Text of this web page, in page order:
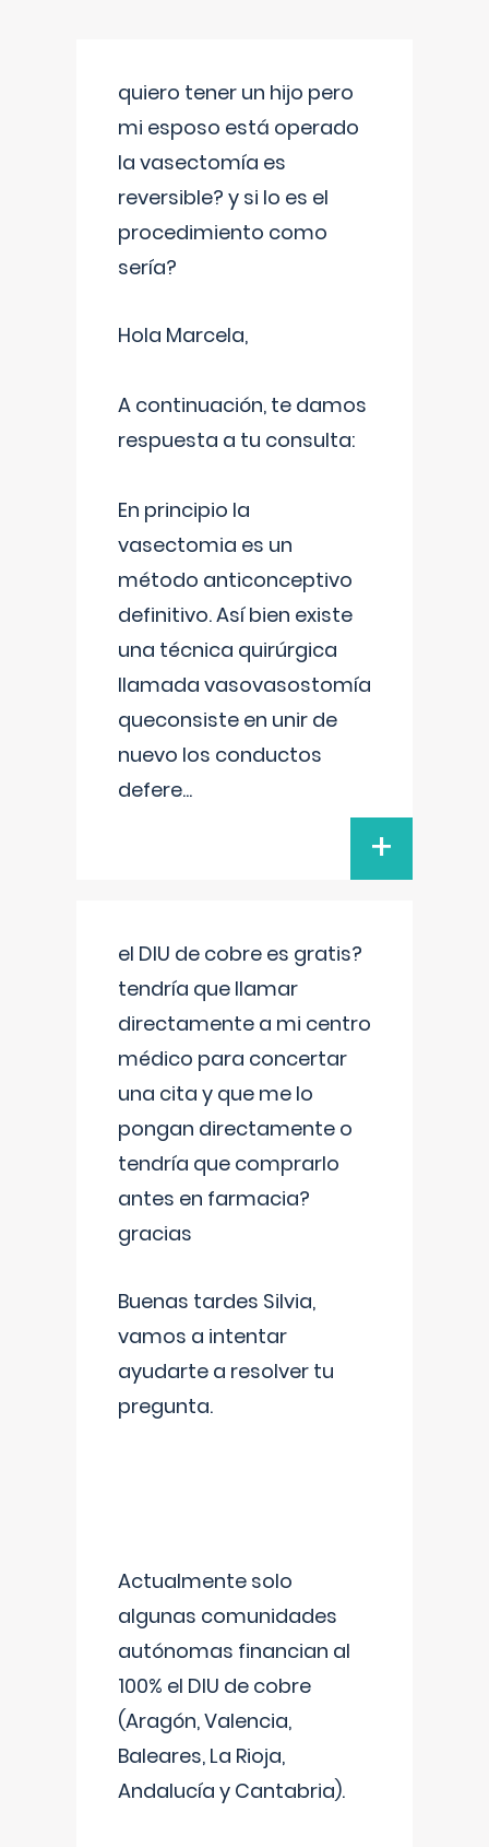
quiero tener un hijo pero
mi esposo está operado
la vasectomía es
reversible? y si lo es el
procedimiento como
sería?
Hola Marcela,
A continuación, te damos
respuesta a tu consulta:
En principio la
vasectomia es un
método anticonceptivo
definitivo. Así bien existe
una técnica quirúrgica
llamada vasovasostomía
queconsiste en unir de
nuevo los conductos
defere...
+
el DIU de cobre es gratis?
tendría que llamar
directamente a mi centro
médico para concertar
una cita y que me lo
pongan directamente o
tendría que comprarlo
antes en farmacia?
gracias
Buenas tardes Silvia,
vamos a intentar
ayudarte a resolver tu
pregunta.
Actualmente solo
algunas comunidades
autónomas financian al
100% el DIU de cobre
(Aragón, Valencia,
Baleares, La Rioja,
Andalucía y Cantabria).